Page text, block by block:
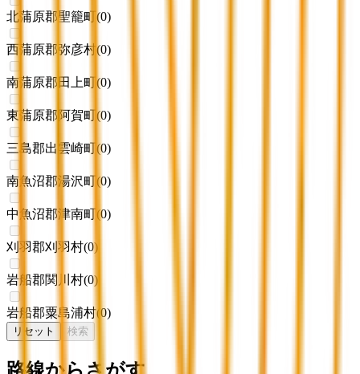
北蒲原郡聖籠町 (0)
西蒲原郡弥彦村(0)
南蒲原郡田上町(0)
東蒲原郡阿賀町(0)
三島郡出雲崎町(0)
南魚沼郡湯沢町(0)
中魚沼郡津南町(0)
刈羽郡刈羽村(0)
岩船郡関川村(0)
岩船郡粟島浦村(0)
リセット 検索